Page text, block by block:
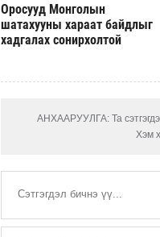
Оросууд Монголын
шатахууны хараат байдлыг
хадгалах сонирхолтой
АНХААРУУЛГА: Та
Хэм